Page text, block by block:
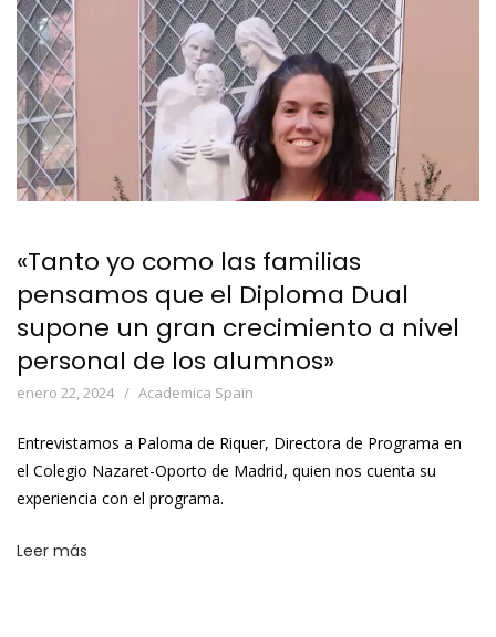
«Tanto yo como las familias
pensamos que el Diploma Dual
supone un gran crecimiento a nivel
personal de los alumnos»
enero 22, 2024 Academica Spain
Entrevistamos a Paloma de Riquer, Directora de Programa en
el Colegio Nazaret-Oporto de Madrid, quien nos cuenta su
experiencia con el programa.
Leer más